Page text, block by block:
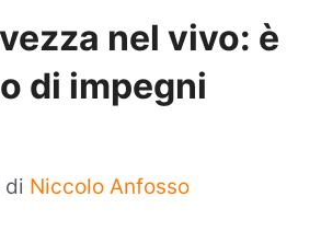
nel vivo: è
di impegni
di Niccolo Anfosso